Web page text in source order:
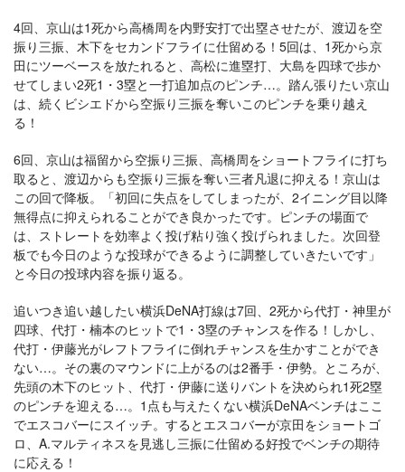
4回、京山は1死から高橋周を内野安打で出塁させたが、渡辺を空
振り三振、木下をセカンドフライに仕留める！5回は、1死から京
田にツーベースを放たれると、高松に進塁打、大島を四球で歩か
せてしまい2死1・3塁と一打追加点のピンチ…。踏ん張りたい京山
は、続くビシエドから空振り三振を奪いこのピンチを乗り越え
る！
6回、京山は福留から空振り三振、高橋周をショートフライに打ち
取ると、渡辺からも空振り三振を奪い三者凡退に抑える！京山は
この回で降板。「初回に失点をしてしまったが、2イニング目以降
無得点に抑えられることができ良かったです。ピンチの場面で
は、ストレートを効率よく投げ粘り強く投げられました。次回登
板でも今日のような投球ができるように調整していきたいです」
と今日の投球内容を振り返る。
追いつき追い越したい横浜DeNA打線は7回、2死から代打・神里が
四球、代打・楠本のヒットで1・3塁のチャンスを作る！しかし、
代打・伊藤光がレフトフライに倒れチャンスを生かすことができ
ない…。その裏のマウンドに上がるのは2番手・伊勢。ところが、
先頭の木下のヒット、代打・伊藤に送りバントを決められ1死2塁
のピンチを迎える…。1点も与えたくない横浜DeNAベンチはここ
でエスコバーにスイッチ。するとエスコバーが京田をショートゴ
ロ、A.マルティネスを見逃し三振に仕留める好投でベンチの期待
に応える！